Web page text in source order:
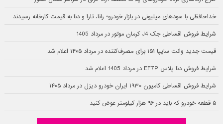
خداحافظی با سودهای میلیونی در بازار خودرو؛ رانا، تارا و دنا به قیمت کارخانه رسیدند
شرایط فروش اقساطی جک J4 کرمان موتور در مرداد 1405
قیمت جدید وانت سایپا ۱۵۱ برای مصرف‌کننده در مرداد ۱۴۰۵ اعلام شد
شرایط فروش دنا پلاس EF7P در مرداد 1405 اعلام شد
شرایط فروش اقساطی کامیون ۱۹۳۰ ایران خودرو دیزل در مرداد ۱۴۰۵
۵ قطعه خودرو که باید در ۹۶ هزار کیلومتر عوض کنید